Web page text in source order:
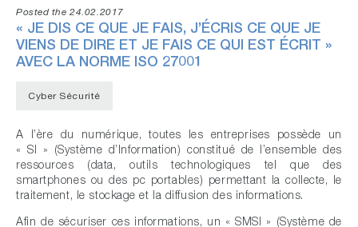
Posted the 24.02.2017
« JE DIS CE QUE JE FAIS, J’ÉCRIS CE QUE JE
VIENS DE DIRE ET JE FAIS CE QUI EST ÉCRIT »
AVEC LA NORME ISO 27001
Cyber Sécurité
A l’ère du numérique, toutes les entreprises possède un
« SI » (Système d’Information) constitué de l’ensemble des
ressources (data, outils technologiques tel que des
smartphones ou des pc portables) permettant la collecte, le
traitement, le stockage et la diffusion des informations.
Afin de sécuriser ces informations, un « SMSI » (Système de